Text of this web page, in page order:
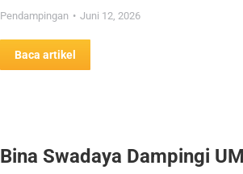
Pendampingan Juni 12, 2026
Baca artikel
Bina Swadaya Dampingi